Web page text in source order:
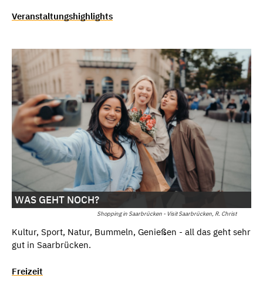
Veranstaltungshighlights
Shopping in Saarbrücken - Visit Saarbrücken, R. Christ
WAS GEHT NOCH?
Kultur, Sport, Natur, Bummeln, Genießen - all das geht sehr
gut in Saarbrücken.
Freizeit